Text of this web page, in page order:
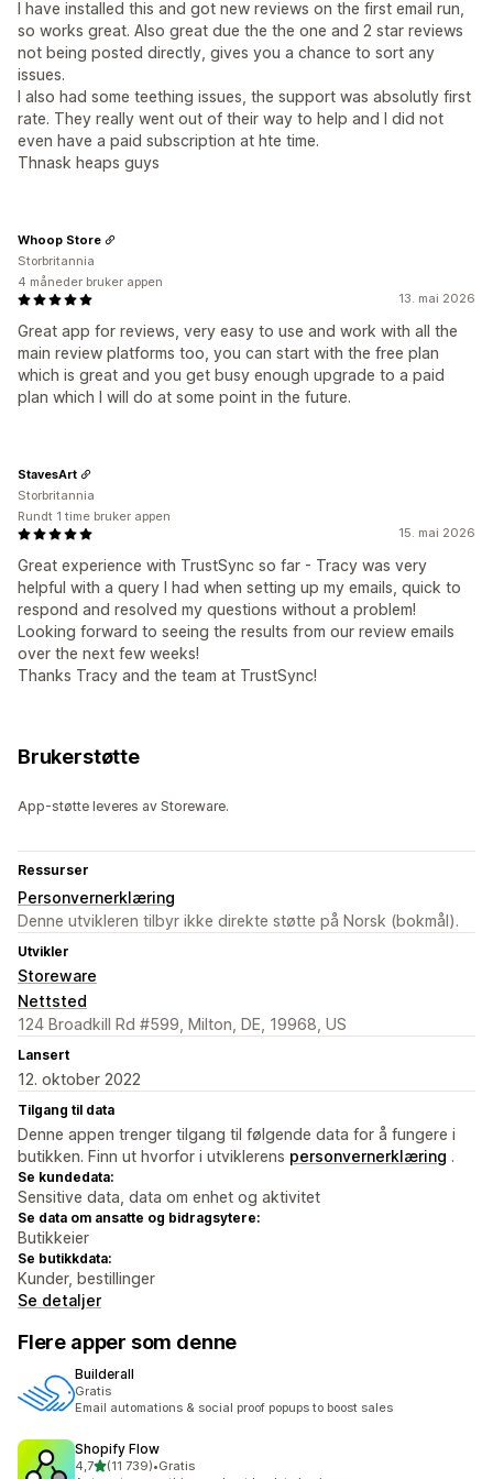
I have installed this and got new reviews on the first email run,
so works great. Also great due the the one and 2 star reviews
not being posted directly, gives you a chance to sort any
issues.
I also had some teething issues, the support was absolutly first
rate. They really went out of their way to help and I did not
even have a paid subscription at hte time.
Thnask heaps guys
13. mai 2026
Great app for reviews, very easy to use and work with all the
main review platforms too, you can start with the free plan
which is great and you get busy enough upgrade to a paid
plan which I will do at some point in the future.
Whoop Store
Storbritannia
4 måneder bruker appen
15. mai 2026
Great experience with TrustSync so far - Tracy was very
helpful with a query I had when setting up my emails, quick to
respond and resolved my questions without a problem!
Looking forward to seeing the results from our review emails
over the next few weeks!
Thanks Tracy and the team at TrustSync!
StavesArt
Storbritannia
Rundt 1 time bruker appen
Brukerstøtte
App-støtte leveres av Storeware.
Ressurser
Personvernerklæring
Denne utvikleren tilbyr ikke direkte støtte på Norsk (bokmål).
Utvikler
Storeware
Nettsted
124 Broadkill Rd #599, Milton, DE, 19968, US
Lansert
12. oktober 2022
Tilgang til data
Denne appen trenger tilgang til følgende data for å fungere i
butikken. Finn ut hvorfor i utviklerens personvernerklæring .
Se kundedata:
Sensitive data, data om enhet og aktivitet
Se data om ansatte og bidragsytere:
Butikkeier
Se butikkdata:
Kunder, bestillinger
Se detaljer
Flere apper som denne
Builderall
Gratis
Email automations & social proof popups to boost sales
Shopify Flow
4,7av 5 stjerner
(11 739)
Totalt 11739 omtaler
•Gratis